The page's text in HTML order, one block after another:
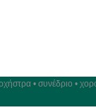
• συνέδριο •